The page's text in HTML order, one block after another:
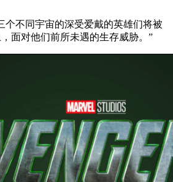
个不同宇宙的深受爱戴的英雄们将被
面对他们前所未遇的生存威胁。”